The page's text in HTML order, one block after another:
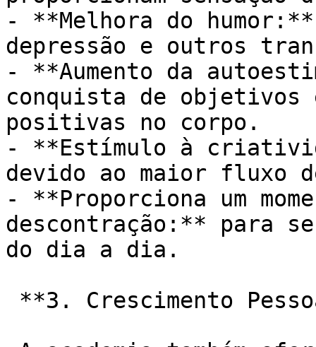
- **Melhora do humor:**
depressão e outros
- **Aumento da
conquista de objetivos
positivas no corpo.
- **Estímulo à
devido ao maior fluxo
- **Proporciona um
descontração:** para
do dia a dia.